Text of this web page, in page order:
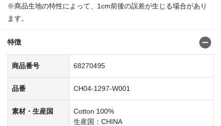
※商品生地の特性によって、1cm前後の誤差が生じる場合があり
ます。
特徴
商品番号 68270495
品番 CH04-1297-W001
素材・生産国
Cotton 100%
生産国：CHINA